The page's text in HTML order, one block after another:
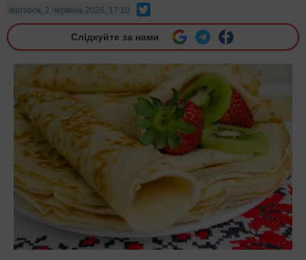
вівторок, 2 червень 2026, 17:10
Слідкуйте за нами